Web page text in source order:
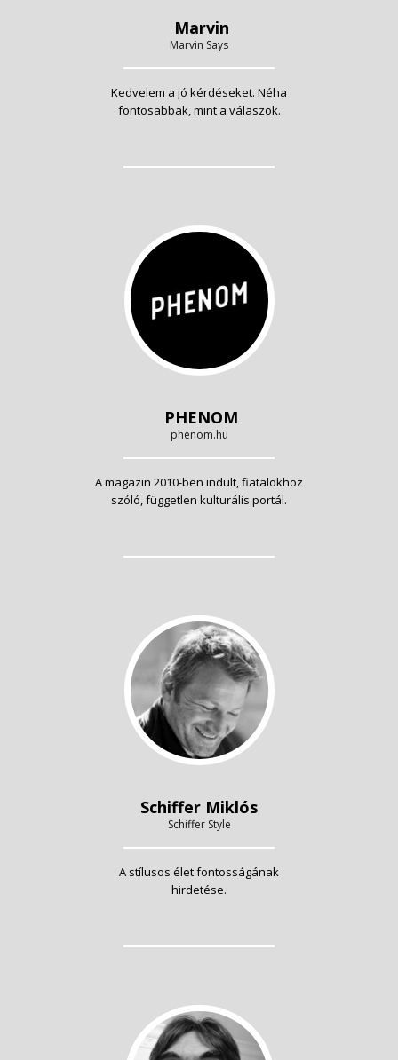
Marvin
Marvin Says
Kedvelem a jó kérdéseket. Néha
fontosabbak, mint a válaszok.
PHENOM
phenom.hu
A magazin 2010-ben indult, fiatalokhoz
szóló, független kulturális portál.
Schiffer Miklós
Schiffer Style
A stílusos élet fontosságának
hirdetése.